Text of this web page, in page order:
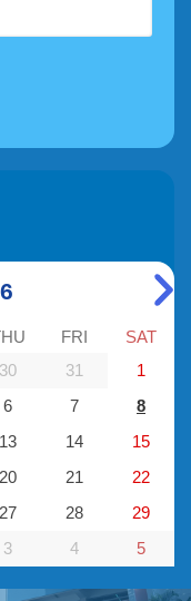
FRI
SAT
30 31
1
6 7
8
13 14
15
20 21
22
27 28
29
3 4 5